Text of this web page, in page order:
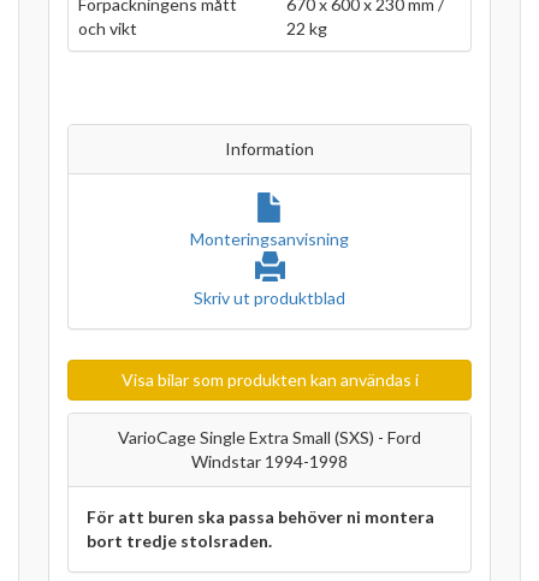
Förpackningens mått
och vikt
670 x 600 x 230 mm /
22 kg
Information
Monteringsanvisning
Skriv ut produktblad
Visa bilar som produkten kan användas i
VarioCage Single Extra Small (SXS) - Ford
Windstar 1994-1998
För att buren ska passa behöver ni montera
bort tredje stolsraden.